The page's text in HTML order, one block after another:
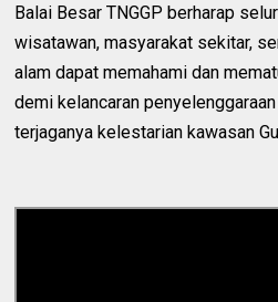
Balai Besar TNGGP berharap
wisatawan, masyarakat sekitar,
alam dapat memahami dan
demi kelancaran
terjaganya kelestarian kawasan